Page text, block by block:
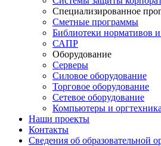
Специализированное
Сметные программы
Библиотеки нормативов и
САПР
Оборудование
Серверы
Силовое оборудование
Торговое оборудование
Сетевое оборудование
Компьютеры и оргтехника
Наши проекты
Контакты
Сведения об образовательной